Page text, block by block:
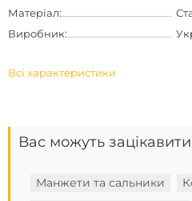
Матеріал:
Виробник:
Всі характеристики
Вас можуть
Манжети та сальники